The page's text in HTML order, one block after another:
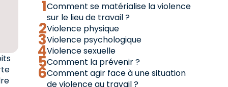
Comment se matérialise la violence
sur le lieu de travail ?
Violence physique
Violence psychologique
Violence sexuelle
Comment la prévenir ?
Comment agir face à une situation
de violence au travail ?